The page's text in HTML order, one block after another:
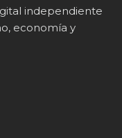
independiente
economía y